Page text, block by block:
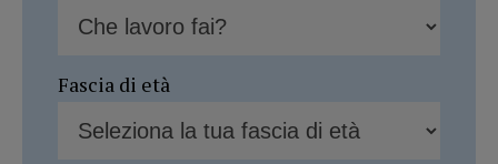
Fascia di età